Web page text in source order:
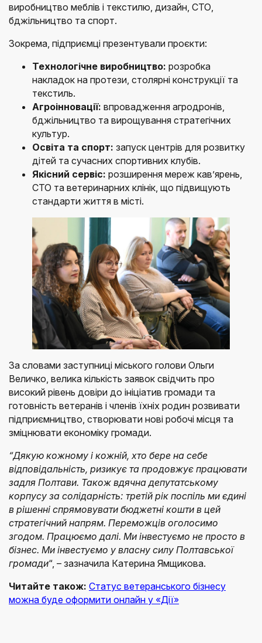
виробництво меблів і текстилю, дизайн, СТО,
бджільництво та спорт.
Зокрема, підприємці презентували проєкти:
Технологічне виробництво: розробка
накладок на протези, столярні конструкції та
текстиль.
Агроінновації: впровадження агродронів,
бджільництво та вирощування стратегічних
культур.
Освіта та спорт: запуск центрів для розвитку
дітей та сучасних спортивних клубів.
Якісний сервіс: розширення мереж кав’ярень,
СТО та ветеринарних клінік, що підвищують
стандарти життя в місті.
За словами заступниці міського голови Ольги
Величко, велика кількість заявок свідчить про
високий рівень довіри до ініціатив громади та
готовність ветеранів і членів їхніх родин розвивати
підприємництво, створювати нові робочі місця та
зміцнювати економіку громади.
“Дякую кожному і кожній, хто бере на себе
відповідальність, ризикує та продовжує працювати
задля Полтави. Також вдячна депутатському
корпусу за солідарність: третій рік поспіль ми єдині
в рішенні спрямовувати бюджетні кошти в цей
стратегічний напрям. Переможців оголосимо
згодом. Працюємо далі. Ми інвестуємо не просто в
бізнес. Ми інвестуємо у власну силу Полтавської
громади“, – зазначила Катерина Ямщикова.
Читайте також: Статус ветеранського бізнесу
можна буде оформити онлайн у «Дії»